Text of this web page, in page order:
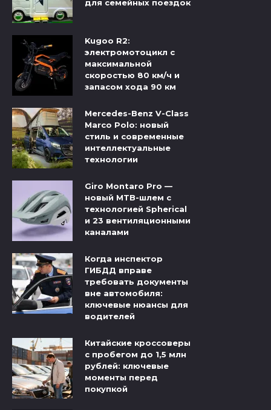
для семейных поездок
Kugoo R2:
электромотоцикл с
максимальной
скоростью 80 км/ч и
запасом хода 90 км
Mercedes-Benz V-Class
Marco Polo: новый
стиль и современные
интеллектуальные
технологии
Giro Montaro Pro —
новый MTB-шлем с
технологией Spherical
и 23 вентиляционными
каналами
Когда инспектор
ГИБДД вправе
требовать документы
вне автомобиля:
ключевые нюансы для
водителей
Китайские кроссоверы
с пробегом до 1,5 млн
рублей: ключевые
моменты перед
покупкой